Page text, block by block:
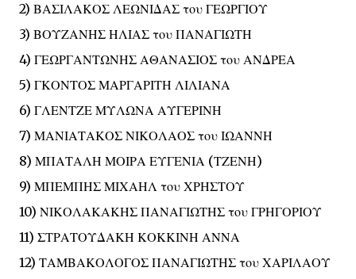
2) ΒΑΣΙΛΑΚΟΣ ΛΕΩΝΙΔΑΣ του ΓΕΩΡΓΙΟΥ
3) ΒΟΥΖΑΝΗΣ ΗΛΙΑΣ του ΠΑΝΑΓΙΩΤΗ
4) ΓΕΩΡΓΑΝΤΩΝΗΣ ΑΘΑΝΑΣΙΟΣ του ΑΝΔΡΕΑ
5) ΓΚΟΝΤΟΣ ΜΑΡΓΑΡΙΤΗ ΛΙΛΙΑΝΑ
6) ΓΛΕΝΤΖΕ ΜΥΛΩΝΑ ΑΥΓΕΡΙΝΗ
7) ΜΑΝΙΑΤΑΚΟΣ ΝΙΚΟΛΑΟΣ του ΙΩΑΝΝΗ
8) ΜΠΑΤΑΛΗ ΜΟΙΡΑ ΕΥΓΕΝΙΑ (ΤΖΕΝΗ)
9) ΜΠΕΜΠΗΣ ΜΙΧΑΗΛ του ΧΡΗΣΤΟΥ
10) ΝΙΚΟΛΑΚΑΚΗΣ ΠΑΝΑΓΙΩΤΗΣ του ΓΡΗΓΟΡΙΟΥ
11) ΣΤΡΑΤΟΥΔΑΚΗ ΚΟΚΚΙΝΗ ΑΝΝΑ
12) ΤΑΜΒΑΚΟΛΟΓΟΣ ΠΑΝΑΓΙΩΤΗΣ του ΧΑΡΙΛΑΟΥ